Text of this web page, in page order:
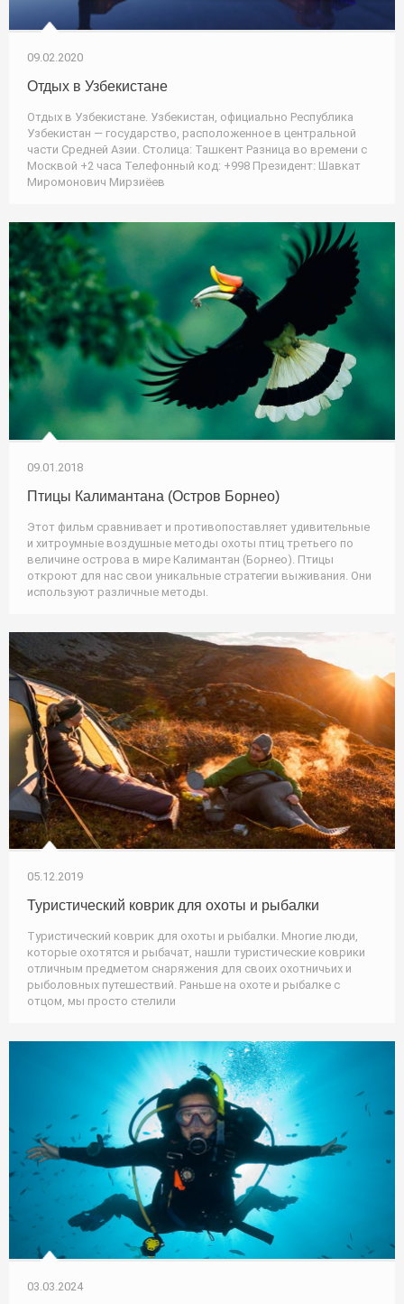
09.02.2020
Отдых в Узбекистане
Отдых в Узбекистане. Узбекистан, официально Республика
Узбекистан — государство, расположенное в центральной
части Средней Азии. Столица: Ташкент Разница во времени c
Москвой +2 часа Телефонный код: +998 Президент: Шавкат
Миромонович Мирзиёев
09.01.2018
Птицы Калимантана (Остров Борнео)
Этот фильм сравнивает и противопоставляет удивительные
и хитроумные воздушные методы охоты птиц третьего по
величине острова в мире Калимантан (Борнео). Птицы
откроют для нас свои уникальные стратегии выживания. Они
используют различные методы.
05.12.2019
Туристический коврик для охоты и рыбалки
Туристический коврик для охоты и рыбалки. Многие люди,
которые охотятся и рыбачат, нашли туристические коврики
отличным предметом снаряжения для своих охотничьих и
рыболовных путешествий. Раньше на охоте и рыбалке с
отцом, мы просто стелили
03.03.2024